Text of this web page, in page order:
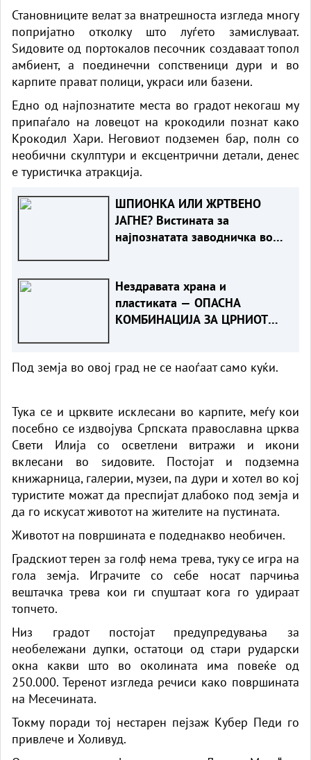
Становниците велат за внатрешноста изгледа многу
попријатно отколку што луѓето замислуваат.
Ѕидовите од портокалов песочник создаваат топол
амбиент, а поединечни сопственици дури и во
карпите прават полици, украси или базени.
Едно од најпознатите места во градот некогаш му
припаѓало на ловецот на крокодили познат како
Крокодил Хари. Неговиот подземен бар, полн со
необични скулптури и ексцентрични детали, денес
е туристичка атракција.
ШПИОНКА ИЛИ ЖРТВЕНО
ЈАГНЕ? Вистината за
најпознатата заводничка во
Нездравата храна и
пластиката — ОПАСНА
КОМБИНАЦИЈА ЗА ЦРНИОТ
Под земја во овој град не се наоѓаат само куќи.
Тука се и црквите исклесани во карпите, меѓу кои
посебно се издвојува Српската православна црква
Свети Илија со осветлени витражи и икони
вклесани во ѕидовите. Постојат и подземна
книжарница, галерии, музеи, па дури и хотел во кој
туристите можат да преспијат длабоко под земја и
да го искусат животот на жителите на пустината.
Животот на површината е подеднакво необичен.
Градскиот терен за голф нема трева, туку се игра на
гола земја. Играчите со себе носат парчиња
вештачка трева кои ги спуштаат кога го удираат
топчето.
Низ градот постојат предупредувања за
необележани дупки, остатоци од стари рударски
окна какви што во околината има повеќе од
250.000. Теренот изгледа речиси како површината
на Месечината.
Токму поради тој нестарен пејзаж Кубер Педи го
привлече и Холивуд.